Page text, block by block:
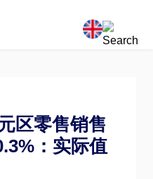
区零售销售
：实际值